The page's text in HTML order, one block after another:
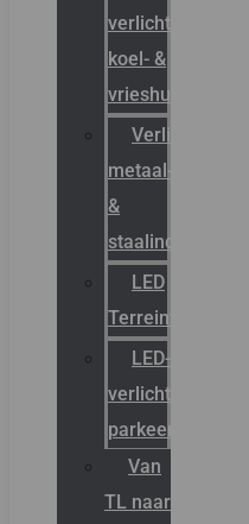
verlichting
koel- &
vrieshuizen
Verlichting
metaal-
&
staalindustrie
LED
Terreinverlichting
LED-
verlichting
parkeergarage
Van
TL naar